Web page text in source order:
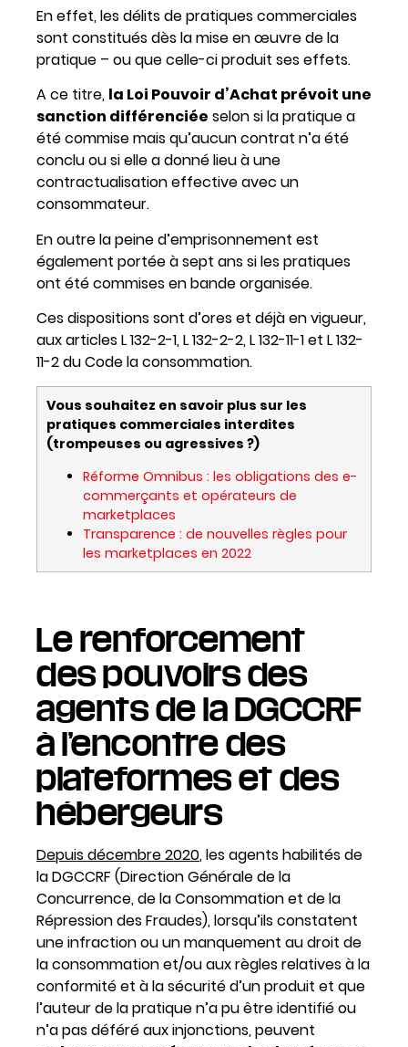
En effet, les délits de pratiques commerciales
sont constitués dès la mise en œuvre de la
pratique – ou que celle-ci produit ses effets.
A ce titre, la Loi Pouvoir d’Achat prévoit une
sanction différenciée selon si la pratique a
été commise mais qu’aucun contrat n’a été
conclu ou si elle a donné lieu à une
contractualisation effective avec un
consommateur.
En outre la peine d’emprisonnement est
également portée à sept ans si les pratiques
ont été commises en bande organisée.
Ces dispositions sont d’ores et déjà en vigueur,
aux articles L 132-2-1, L 132-2-2, L 132-11-1 et L 132-
11-2 du Code la consommation.
Vous souhaitez en savoir plus sur les
pratiques commerciales interdites
(trompeuses ou agressives ?)
Réforme Omnibus : les obligations des e-
commerçants et opérateurs de
marketplaces
Transparence : de nouvelles règles pour
les marketplaces en 2022
Le renforcement
des pouvoirs des
agents de la DGCCRF
à l’encontre des
plateformes et des
hébergeurs
Depuis décembre 2020, les agents habilités de
la DGCCRF (Direction Générale de la
Concurrence, de la Consommation et de la
Répression des Fraudes), lorsqu’ils constatent
une infraction ou un manquement au droit de
la consommation et/ou aux règles relatives à la
conformité et à la sécurité d’un produit et que
l’auteur de la pratique n’a pu être identifié ou
n’a pas déféré aux injonctions, peuvent